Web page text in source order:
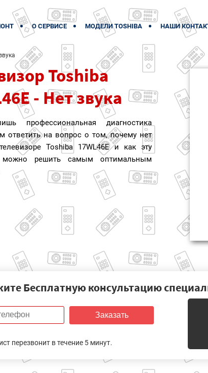
О СЕРВИСЕ МОДЕЛИ TOSHIBA НАШИ
Toshiba
- Нет звука
профессиональная диагностика
ответить на вопрос о том, почему нет
Toshiba 17WL46E и как эту
можно решить самым оптимальным
Бесплатную консультацию
Заказать
перезвонит в течение 5 минут.